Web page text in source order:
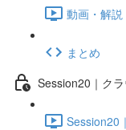
動画・解
まとめ
Session20｜ク
Session20